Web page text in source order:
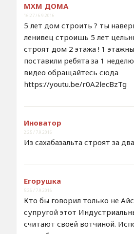
МХМ ДОМА
16:27 / 6.9.2016
5 лет дом строить ? ты
ленивец строишь 5 лет
строят дом 2 этажа ! 1
поставили ребята за 1
видео обращайтесь сюда
https://youtu.be/r0A2lecBzTg
Иноватор
2:25 / 7.9.2016
Из сахабазальта строят за
Егорушка
5:26 / 7.9.2016
Кто бы говорил только не
супругой этот
считают своей вотчиной.